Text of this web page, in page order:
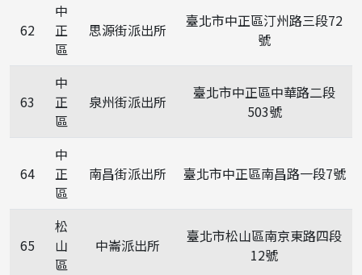
62
中
正
區
思源街派出所
臺北市中正區汀州路三段72
號
63
中
正
區
泉州街派出所
臺北市中正區中華路二段
503號
64
中
正
區
南昌街派出所 臺北市中正區南昌路一段7號
65
松
山
區
中崙派出所
臺北市松山區南京東路四段
12號